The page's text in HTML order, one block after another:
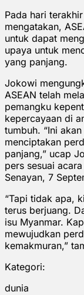
Pada hari
mengatakan,
untuk dapat
upaya untuk
yang panjang.
Jokowi
ASEAN telah
pemangku
kepercayaan di
tumbuh. “Ini
menciptakan
panjang,” ucap
pers sesuai
Senayan, 7
“Tapi tidak apa,
terus berjuang.
isu Myanmar.
mewujudkan
kemakmuran,”
Kategori:
dunia